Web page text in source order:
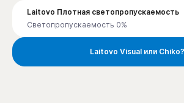
Laitovo Плотная светопропускаемость
Светопропускаемость 0%
Laitovo Visual или Chiko?